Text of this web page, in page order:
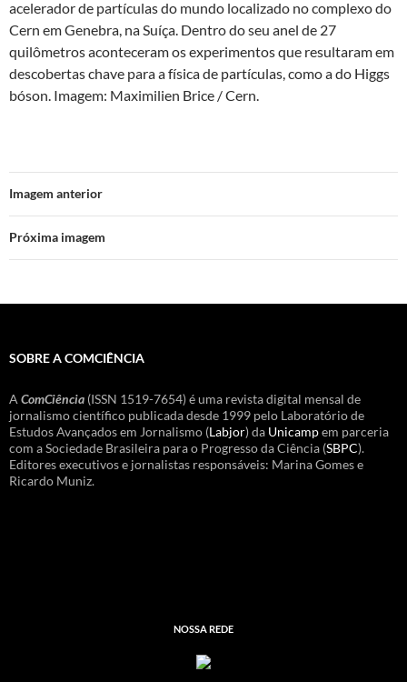
acelerador de partículas do mundo localizado no complexo do
Cern em Genebra, na Suíça. Dentro do seu anel de 27
quilômetros aconteceram os experimentos que resultaram em
descobertas chave para a física de partículas, como a do Higgs
bóson. Imagem: Maximilien Brice / Cern.
Imagem anterior
Próxima imagem
SOBRE A COMCIÊNCIA
A ComCiência (ISSN 1519-7654) é uma revista digital mensal de
jornalismo científico publicada desde 1999 pelo Laboratório de
Estudos Avançados em Jornalismo (Labjor) da Unicampem parceria
com a Sociedade Brasileira para o Progresso da Ciência (SBPC).
Editores executivos e jornalistas responsáveis: Marina Gomes e
Ricardo Muniz.
NOSSA REDE